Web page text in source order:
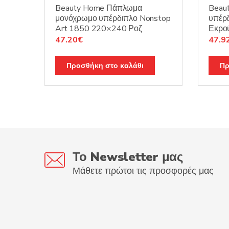
Beauty Home Πάπλωμα
μονόχρωμο υπέρδιπλο Nonstop
Art 1850 220×240 Ροζ
Original
was:
59.00€.
47.20€Η
τιμή
είναι:
47.20€.
Προσθήκη στο καλάθι
was:
Το Newsletter μας
Μάθετε πρώτοι τις προσφορές μας